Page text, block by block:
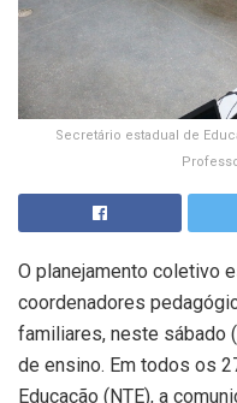
Secretário estadual de
O planejamento coletivo
coordenadores
familiares, neste sábado
de ensino. Em todos os
Educação (NTE), a